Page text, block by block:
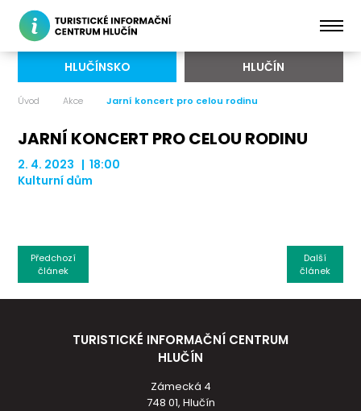
HLUČÍNSKO HLUČÍN
Úvod Akce Jarní koncert pro celou rodinu
JARNÍ KONCERT PRO CELOU RODINU
2. 4. 2023 | 18:00
Kulturní dům
Další
článek
Předchozí
článek
TURISTICKÉ INFORMAČNÍ CENTRUM
HLUČÍN
Zámecká 4
748 01, Hlučín